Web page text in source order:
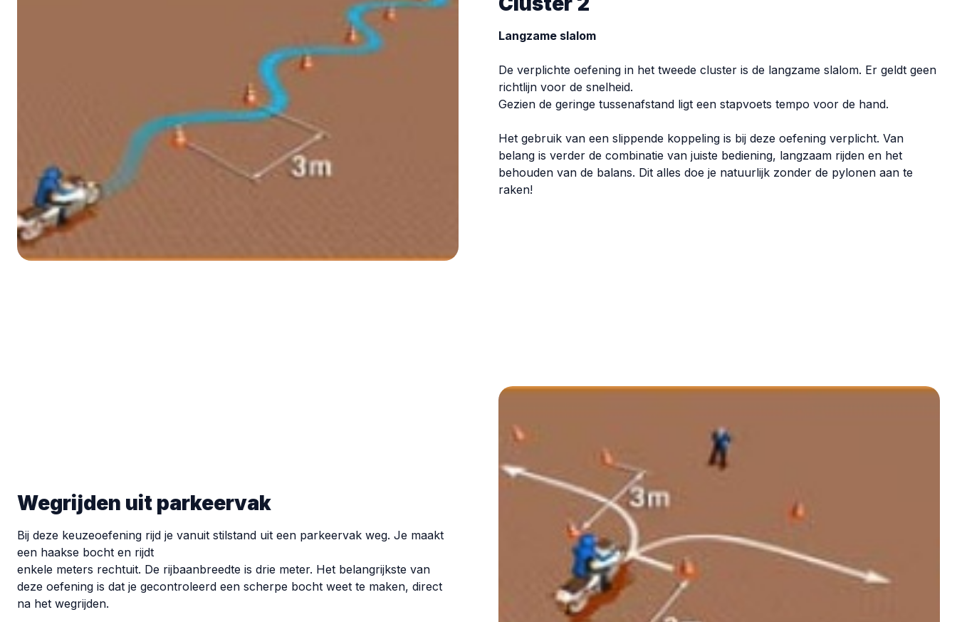
Langzame slalom
De verplichte oefening in het tweede cluster is de langzame slalom. Er geldt geen
richtlijn voor de snelheid.
Gezien de geringe tussenafstand ligt een stapvoets tempo voor de hand.
Het gebruik van een slippende koppeling is bij deze oefening verplicht. Van
belang is verder de combinatie van juiste bediening, langzaam rijden en het
behouden van de balans. Dit alles doe je natuurlijk zonder de pylonen aan te
raken!
Wegrijden uit parkeervak
Bij deze keuzeoefening rijd je vanuit stilstand uit een parkeervak weg. Je maakt
een haakse bocht en rijdt
enkele meters rechtuit. De rijbaanbreedte is drie meter. Het belangrijkste van
deze oefening is dat je gecontroleerd een scherpe bocht weet te maken, direct
na het wegrijden.